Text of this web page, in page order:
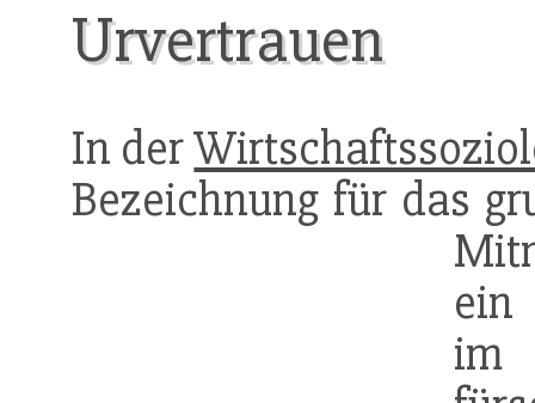
Urvertrauen
In der
Bezeichnung für das
ein